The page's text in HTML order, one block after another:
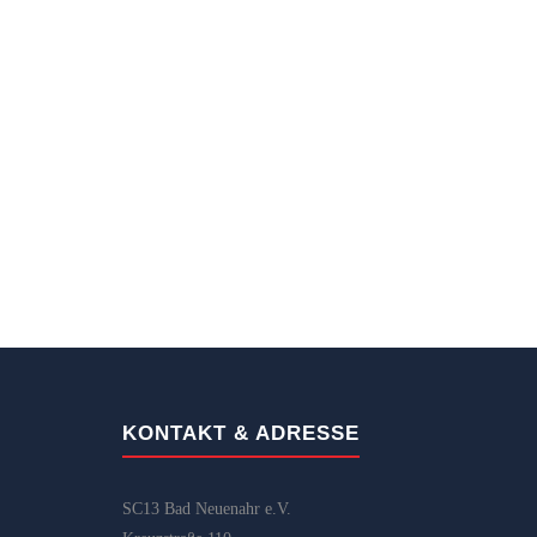
KONTAKT & ADRESSE
SC13 Bad Neuenahr e.V.